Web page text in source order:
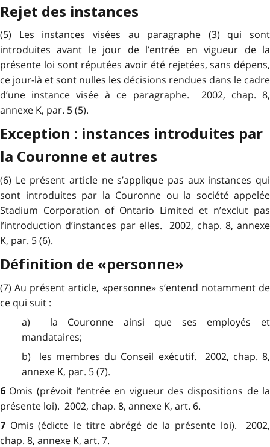
Rejet des instances
(5) Les instances visées au paragraphe (3) qui sont
introduites avant le jour de l’entrée en vigueur de la
présente loi sont réputées avoir été rejetées, sans dépens,
ce jour-là et sont nulles les décisions rendues dans le cadre
d’une instance visée à ce paragraphe. 2002, chap. 8,
annexe K, par. 5 (5).
Exception : instances introduites par
la Couronne et autres
(6) Le présent article ne s’applique pas aux instances qui
sont introduites par la Couronne ou la société appelée
Stadium Corporation of Ontario Limited et n’exclut pas
l’introduction d’instances par elles. 2002, chap. 8, annexe
K, par. 5 (6).
Définition de «personne»
(7) Au présent article, «personne» s’entend notamment de
ce qui suit :
a) la Couronne ainsi que ses employés et
mandataires;
b) les membres du Conseil exécutif. 2002, chap. 8,
annexe K, par. 5 (7).
6 Omis (prévoit l’entrée en vigueur des dispositions de la
présente loi). 2002, chap. 8, annexe K, art. 6.
7 Omis (édicte le titre abrégé de la présente loi). 2002,
chap. 8, annexe K, art. 7.